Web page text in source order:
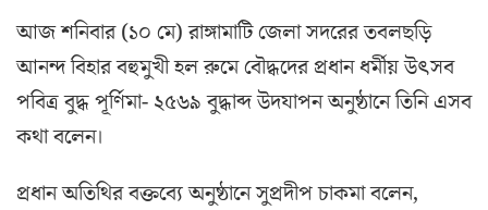
আজ শনিবার (১০ মে) রাঙ্গামাটি জেলা সদরের তবলছড়ি
আনন্দ বিহার বহুমুখী হল রুমে বৌদ্ধদের প্রধান ধর্মীয় উৎসব
পবিত্র বুদ্ধ পূর্ণিমা- ২৫৬৯ বুদ্ধাব্দ উদযাপন অনুষ্ঠানে তিনি এসব
কথা বলেন।
প্রধান অতিথির বক্তব্যে অনুষ্ঠানে সুপ্রদীপ চাকমা বলেন,